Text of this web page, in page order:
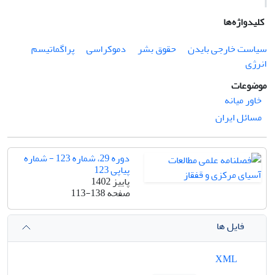
کلیدواژه‌ها
سیاست خارجی بایدن
حقوق بشر دموکراسی
پراگماتیسم
انرژی
موضوعات
خاور میانه
مسائل ایران
دوره 29، شماره 123 - شماره
پیاپی 123
پاییز 1402
صفحه113-138
فایل ها